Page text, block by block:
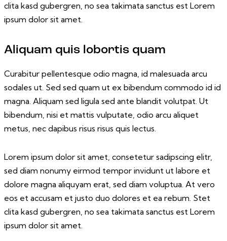
clita kasd gubergren, no sea takimata sanctus est Lorem
ipsum dolor sit amet.
Aliquam quis lobortis quam
Curabitur pellentesque odio magna, id malesuada arcu
sodales ut. Sed sed quam ut ex bibendum commodo id id
magna. Aliquam sed ligula sed ante blandit volutpat. Ut
bibendum, nisi et mattis vulputate, odio arcu aliquet
metus, nec dapibus risus risus quis lectus.
Lorem ipsum dolor sit amet, consetetur sadipscing elitr,
sed diam nonumy eirmod tempor invidunt ut labore et
dolore magna aliquyam erat, sed diam voluptua. At vero
eos et accusam et justo duo dolores et ea rebum. Stet
clita kasd gubergren, no sea takimata sanctus est Lorem
ipsum dolor sit amet.